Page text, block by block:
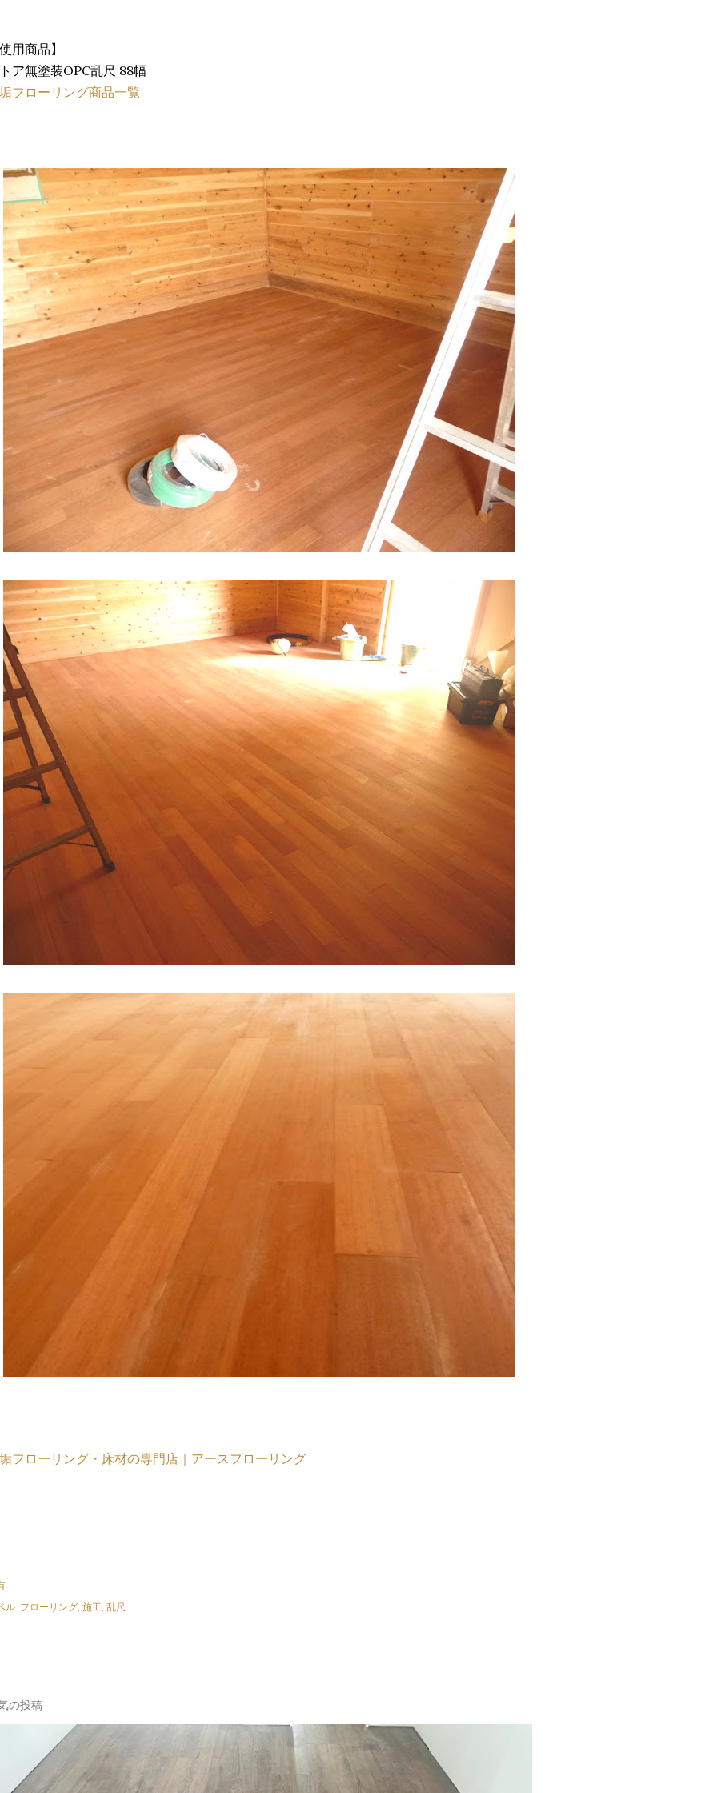
使用商品】
ア無塗装OPC乱尺 88幅
フローリング商品一覧
フローリング・床材の専門店｜アースフローリング
ル: フローリング 施工 乱尺
の投稿